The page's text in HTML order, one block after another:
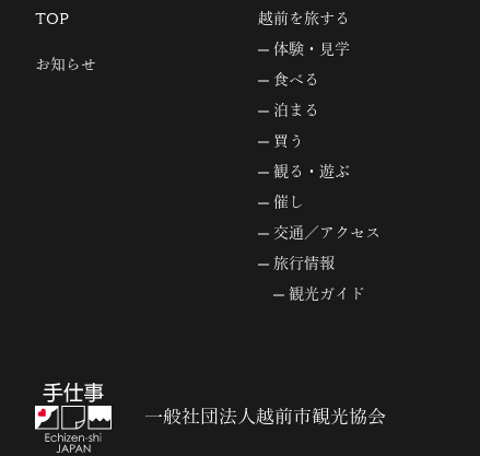
TOP
お知らせ
越前を旅する
体験・見学
食べる
泊まる
買う
観る・遊ぶ
催し
交通／アクセス
旅行情報
観光ガイド
一般社団法人越前市観光協会